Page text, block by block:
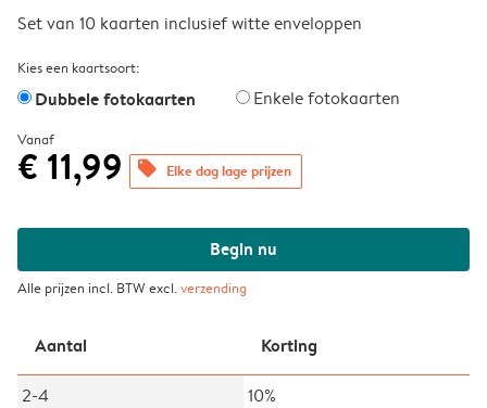
Set van 10 kaarten inclusief witte enveloppen
Kies een kaartsoort:
Dubbele fotokaarten Enkele fotokaarten
Vanaf
€ 11,99 offers Elke dag lage prijzen
Begin nu
Alle prijzen incl. BTW excl.verzending
Aantal Korting
2-4
10%